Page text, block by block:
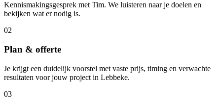
Kennismakingsgesprek met Tim. We luisteren naar je doelen en
bekijken wat er nodig is.
02
Plan & offerte
Je krijgt een duidelijk voorstel met vaste prijs, timing en verwachte
resultaten voor jouw project in Lebbeke.
03